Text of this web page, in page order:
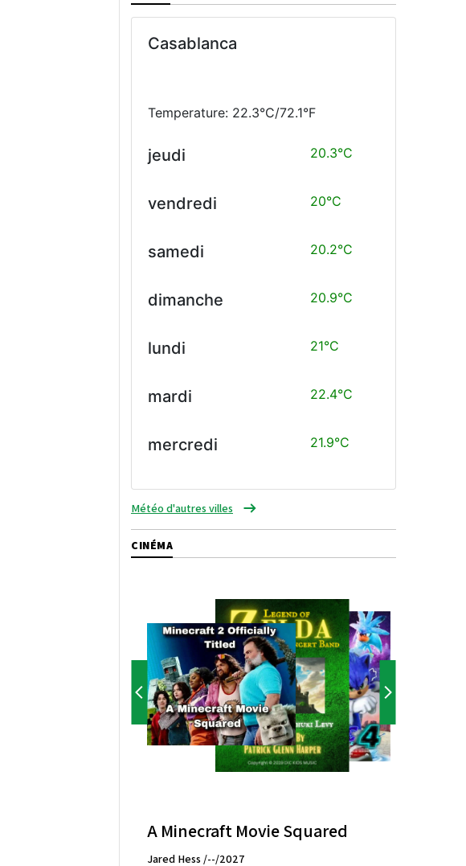
Casablanca
Temperature: 22.3°C/72.1°F
jeudi 20.3°C
vendredi 20°C
samedi 20.2°C
dimanche 20.9°C
lundi 21°C
mardi 22.4°C
mercredi 21.9°C
Météo d'autres villes
CINÉMA
A Minecraft Movie Squared
Jared Hess /--/2027